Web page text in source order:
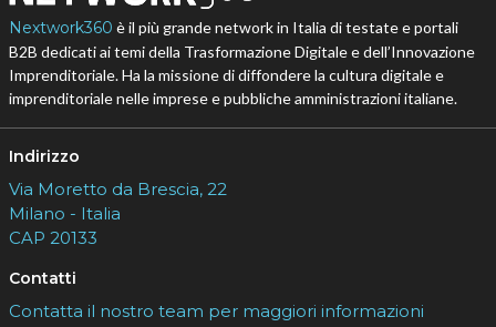
Nextwork360 è il più grande network in Italia di testate e portali
B2B dedicati ai temi della Trasformazione Digitale e dell’Innovazione
Imprenditoriale. Ha la missione di diffondere la cultura digitale e
imprenditoriale nelle imprese e pubbliche amministrazioni italiane.
Indirizzo
Via Moretto da Brescia, 22
Milano - Italia
CAP 20133
Contatti
Contatta il nostro team per maggiori informazioni